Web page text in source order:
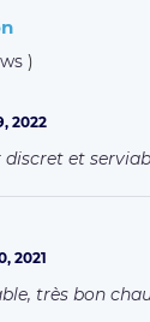
)
2022
et
2021
très bon